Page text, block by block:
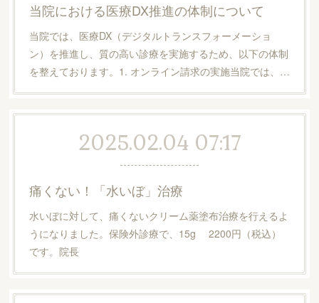
当院における医療DX推進の体制について
当院では、医療DX（デジタルトランスフォーメーショ
ン）を推進し、質の高い診療を実施するため、以下の体制
を整えております。1. オンライン請求の実施当院では、…
2025.02.04 07:17
痛くない！「水いぼ」治療
水いぼに対して、痛くないクリーム薬塗布治療を行えるよ
うになりました。保険外診療で、15g 2200円（税込）
です。院長